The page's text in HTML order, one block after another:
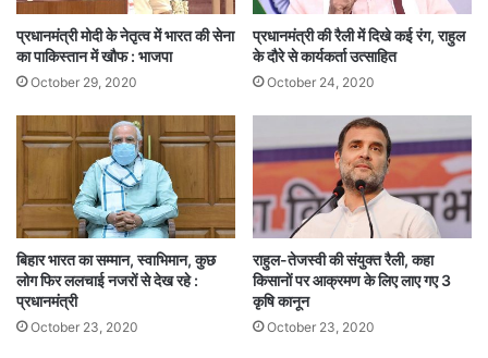
यहां तक कि सोमवार और मंगलवार को ज्योतिरादित्य सिंधिया
की प्रधानमंत्री मोदी से मुलाकात के वक्त भी जफर 7, लोक
कल्याण मार्ग पर मौजूद थे। मंगलवार को जब गृहमंत्री अमित
शाह ज्योतिरदित्य सिंधिया को लेकर प्रधानमंत्री आवास
पहुंचे थे तो उस समय भी जफर इस्लाम गृहमंत्री अमित शाह
की गाड़ी में मौजूद थे।
Tags Political News
प्रधानमंत्री मोदी के नेतृत्व में भारत की सेना
का पाकिस्तान में खौफ : भाजपा
October 29, 2020
प्रधानमंत्री की रैली में दिखे कई रंग, राहुल
के दौरे से कार्यकर्ता उत्साहित
October 24, 2020
बिहार भारत का सम्मान, स्वाभिमान, कुछ
लोग फिर ललचाई नजरों से देख रहे :
प्रधानमंत्री
October 23, 2020
राहुल-तेजस्वी की संयुक्त रैली, कहा
किसानों पर आक्रमण के लिए लाए गए 3
कृषि कानून
October 23, 2020